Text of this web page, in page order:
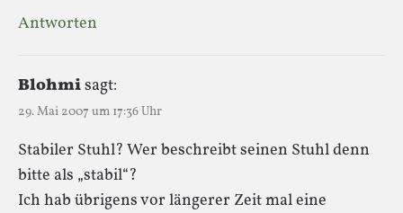
Antworten
Blohmisagt:
29. Mai 2007 um 17:36 Uhr
Stabiler Stuhl? Wer beschreibt seinen Stuhl denn
bitte als „stabil“?
Ich hab übrigens vor längerer Zeit mal eine